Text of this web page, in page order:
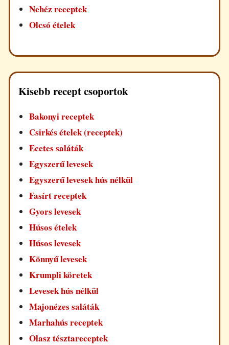
Nehéz receptek
Olcsó ételek
Kisebb recept csoportok
Bakonyi receptek
Csirkés ételek (receptek)
Ecetes saláták
Egyszerű levesek
Egyszerű levesek hús nélkül
Fasírt receptek
Gyors levesek
Húsos ételek
Húsos levesek
Könnyű levesek
Krumpli köretek
Levesek hús nélkül
Majonézes saláták
Marhahús receptek
Olasz tésztareceptek